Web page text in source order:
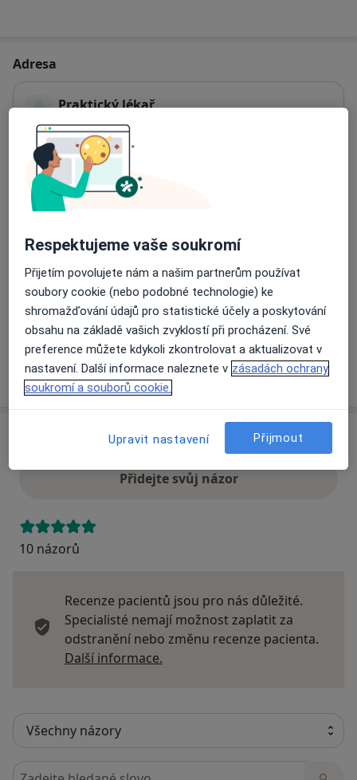
Adresa
Praktický lékař
č.d. 551,Bánov 68754
Přiblížit mapu
Co mám v takové situaci udělat?
Způsoby platby (soukromé návštěvy)
Na teto adrese lékař přijímá pacienty na pojišťovnu
Detaily
Více
Přidejte svůj názor
10 názorů
Recenze pacientů jsou pro nás důležité.
Specialisté nemají možnost zaplatit za
odstranění nebo změnu recenze pacienta.
Další informace.
Hledejte v názorech
Respektujeme vaše soukromí
Přijetím povolujete nám a našim partnerům používat
soubory cookie (nebo podobné technologie) ke
shromažďování údajů pro statistické účely a poskytování
obsahu na základě vašich zvyklostí při procházení. Své
preference můžete kdykoli zkontrolovat a aktualizovat v
nastavení. Další informace naleznete v zásadách ochrany
soukromí a souborů cookie.
Upravit nastavení Přijmout